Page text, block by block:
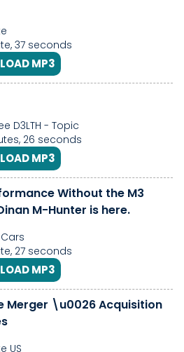
37 seconds
MP3
D3LTH - Topic
26 seconds
MP3
Without the M3
M-Hunter is here.
27 seconds
MP3
Merger \u0026 Acquisition
US